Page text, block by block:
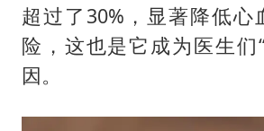
超过了30%，显著降低心
险，这也是它成为医生们
因。